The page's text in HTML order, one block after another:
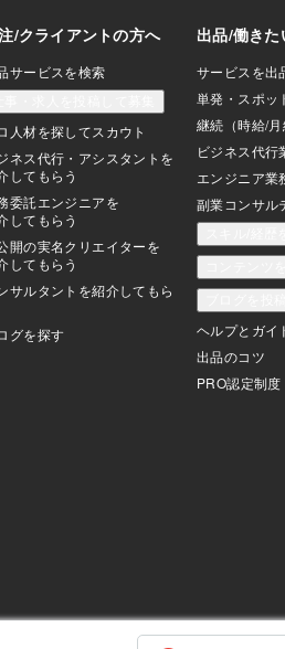
したので、もう「大満足の内装」
だから、待ち合い所では、多くの
装をず～っと見ているよ。あ、そ
～やっぱし最大の「目玉」は「２
アに路面電車の発着場」があるこ
ゃ。こ